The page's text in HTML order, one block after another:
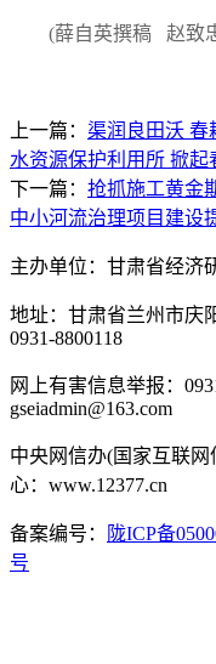
(薛自英撰稿 赵致
上一篇： 渠润良田沃
水资源保护利用所 掀起
下一篇： 抢抓施工黄金
中小河流治理项目建设
主办单位：甘肃省经济
地址：甘肃省兰州市庆
0931-8800118
网上有害信息举报：
gseiadmin@163.com
中央网信办(国家互联
心：www.12377.cn
备案编号： 陇ICP备
号